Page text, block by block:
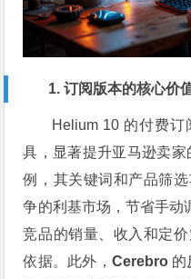
1. 订阅版本的核心价
Helium 10 的付费
具，显著提升亚马逊卖家
例，其关键词和产品筛
争的利基市场，节省手动
竞品的销量、收入和定
依据。此外， Cerebro的